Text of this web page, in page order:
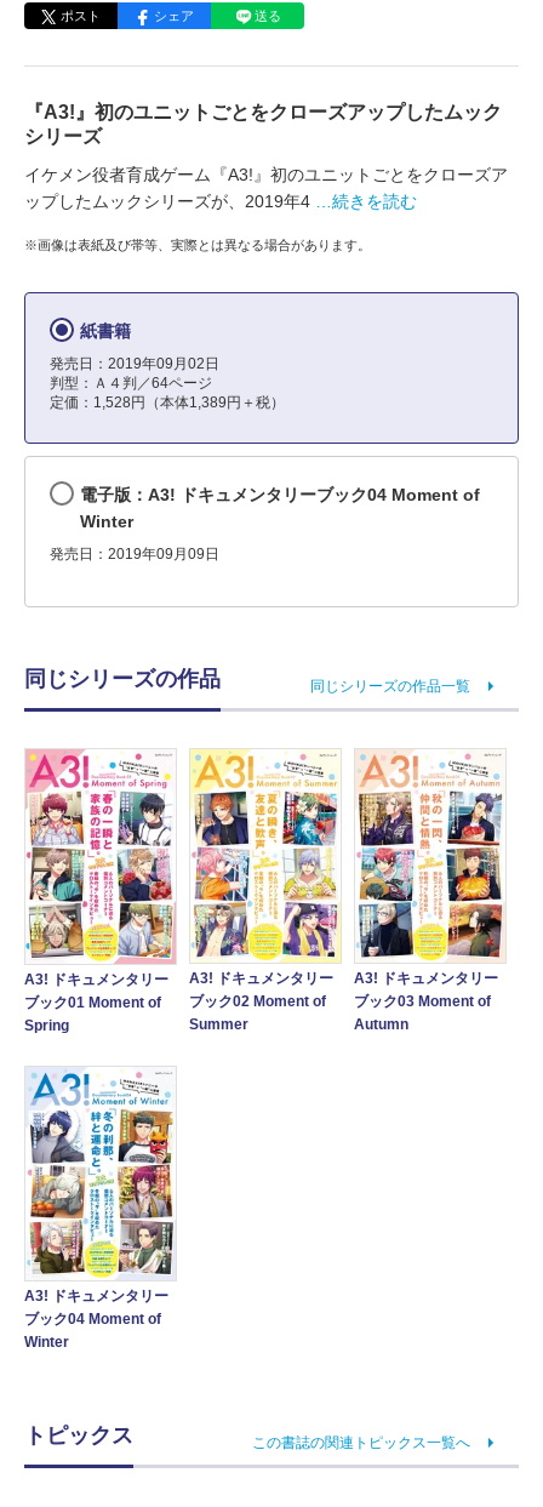
ポスト シェア 送る
『A3!』初のユニットごとをクローズアップしたムック
シリーズ
イケメン役者育成ゲーム『A3!』初のユニットごとをクローズア
ップしたムックシリーズが、2019年4
…続きを読む
※画像は表紙及び帯等、実際とは異なる場合があります。
紙書籍
発売日：2019年09月02日
判型：Ａ４判／64ページ
定価：1,528円（本体1,389円＋税）
電子版：A3! ドキュメンタリーブック04 Moment of
Winter
発売日：2019年09月09日
同じシリーズの作品 同じシリーズの作品一覧
A3! ドキュメンタリー
ブック01 Moment of
Spring
A3! ドキュメンタリー
ブック02 Moment of
Summer
A3! ドキュメンタリー
ブック03 Moment of
Autumn
A3! ドキュメンタリー
ブック04 Moment of
Winter
トピックス この書誌の関連トピックス一覧へ